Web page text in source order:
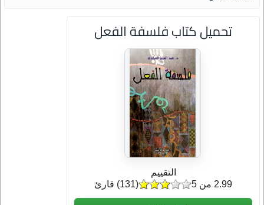
تحميل كتاب فلسفة الفعل
التقييم
(
131) قارئ 2.99 من 5